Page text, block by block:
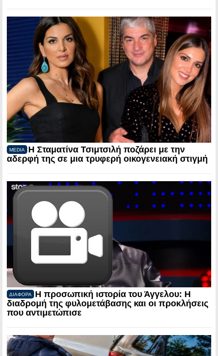
MEDIA
Η Σταματίνα Τσιμτσιλή ποζάρει με την
αδερφή της σε μια τρυφερή οικογενειακή στιγμή
ΔΙΑΦΟΡΑ
Η προσωπική ιστορία του Άγγελου: Η
διαδρομή της φυλομετάβασης και οι προκλήσεις
που αντιμετώπισε